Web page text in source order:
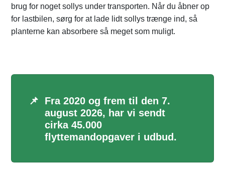
brug for noget sollys under transporten. Når du åbner op
for lastbilen, sørg for at lade lidt sollys trænge ind, så
planterne kan absorbere så meget som muligt.
📌 Fra 2020 og frem til den 7.
august 2026, har vi sendt
cirka 45.000
flyttemandopgaver i udbud.